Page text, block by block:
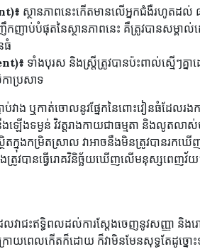
៖ ស្ថានភាពនេះកើតមានលើអ្នកជំងឺរហូតដ
ប់បំផុតនៃស្ថានភាពនេះ គឺត្រូវបានសម្គាល់ដោ
ធំ
៖ ទាំងបុរស និងស្ត្រីត្រូវបានប៉ះពាល់ស្មើៗគ្ន
ាប្រសាទ
ប់វាង ឬកាត់ចោលនូវផ្នែកនៃពោះវៀនធំដែលរង
ងឡើងទម្ងន់ វិវត្តរាងកាយជាធម្មតា និងលូតល
តក្នុងកម្រិតស្រាល វាអាចនឹងមិនត្រូវបានរក
រូវបានធ្វើរោគវិនិច្ឆ័យឃើញលើមនុស្សពេញវ័
ែលវាជះឥទ្ធិពលដល់ការស្តែងចេញនូវសញ្ញា និ
រោយពេលកើតក៏ដោយ ក៏វាមិនមែនសុទ្ធតែដូច្ន